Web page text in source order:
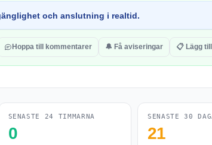
och anslutning i realtid.
Hoppa till kommentarer 🔔 Få aviseringar 📋 Lägg
SENASTE 24 TIMMARNA
0
SENASTE 30
21